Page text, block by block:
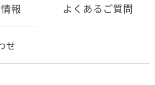
報 よくあるご質問
せ